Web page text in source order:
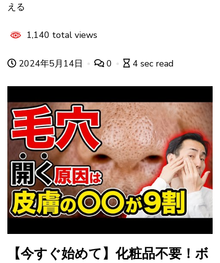
える
1,140 total views
2024年5月14日 0 4 sec read
【今すぐ始めて】化粧品不要！ボ